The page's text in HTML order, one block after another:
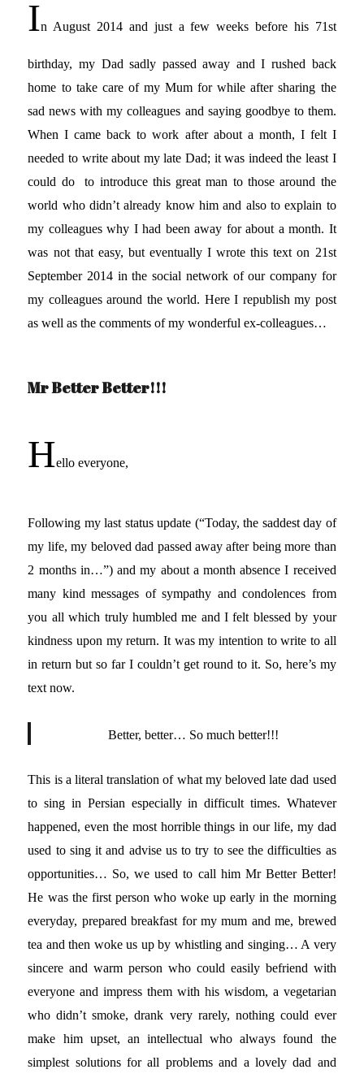
In August 2014 and just a few weeks before his 71st
birthday, my Dad sadly passed away and I rushed back
home to take care of my Mum for while after sharing the
sad news with my colleagues and saying goodbye to them.
When I came back to work after about a month, I felt I
needed to write about my late Dad; it was indeed the least I
could do to introduce this great man to those around the
world who didn’t already know him and also to explain to
my colleagues why I had been away for about a month. It
was not that easy, but eventually I wrote this text on 21st
September 2014 in the social network of our company for
my colleagues around the world. Here I republish my post
as well as the comments of my wonderful ex-colleagues…
Mr Better Better!!!
Hello everyone,
Following my last status update (“Today, the saddest day of
my life, my beloved dad passed away after being more than
2 months in…”) and my about a month absence I received
many kind messages of sympathy and condolences from
you all which truly humbled me and I felt blessed by your
kindness upon my return. It was my intention to write to all
in return but so far I couldn’t get round to it. So, here’s my
text now.
Better, better… So much better!!!
This is a literal translation of what my beloved late dad used
to sing in Persian especially in difficult times. Whatever
happened, even the most horrible things in our life, my dad
used to sing it and advise us to try to see the difficulties as
opportunities… So, we used to call him Mr Better Better!
He was the first person who woke up early in the morning
everyday, prepared breakfast for my mum and me, brewed
tea and then woke us up by whistling and singing… A very
sincere and warm person who could easily befriend with
everyone and impress them with his wisdom, a vegetarian
who didn’t smoke, drank very rarely, nothing could ever
make him upset, an intellectual who always found the
simplest solutions for all problems and a lovely dad and